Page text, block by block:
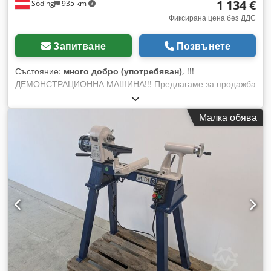
Söding 935 km 1 134 €
Фиксирана цена без ДДС
Запитване Позвънете
Състояние: много добро (употребяван), !!!
ДЕМОНСТРАЦИОННА МАШИНА!!! Предлагаме за продажба
струг Drechselmeister MIDI 2 Plus с разстояние между
центровете около 400 мм. Машината е в много добро
състояние и е ревизирана и проверена от нашия
квалифициран персонал. (Напълно функционална)
Технически данни: - Височина на центровете: около 178 мм
/ диаметър на обработка: 355 мм - Разстояние между
центровете: около 400 мм (може да се увеличи с
допълнителни удължители на леглото) - Скорости: 60 –
1000 / 150 – 1900 / 350 – 3700 об./мин. - Присъединителен
размер на шпиндела: M33 x 3,5 (конус MK2) с ASR
(европейска) система за защита от случайно изключване -
Люлеен опорен център със сменяем конус 100 мм MK2,
трапецовидна резба и мерна скала! (Опционално: сменяем
конус със система за захващане ER25 за пробиване) -
Малка обява